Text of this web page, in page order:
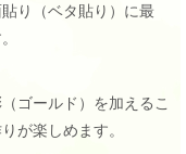
り（ベタ貼り）に最
ゴールド）を加えるこ
が楽しめます。